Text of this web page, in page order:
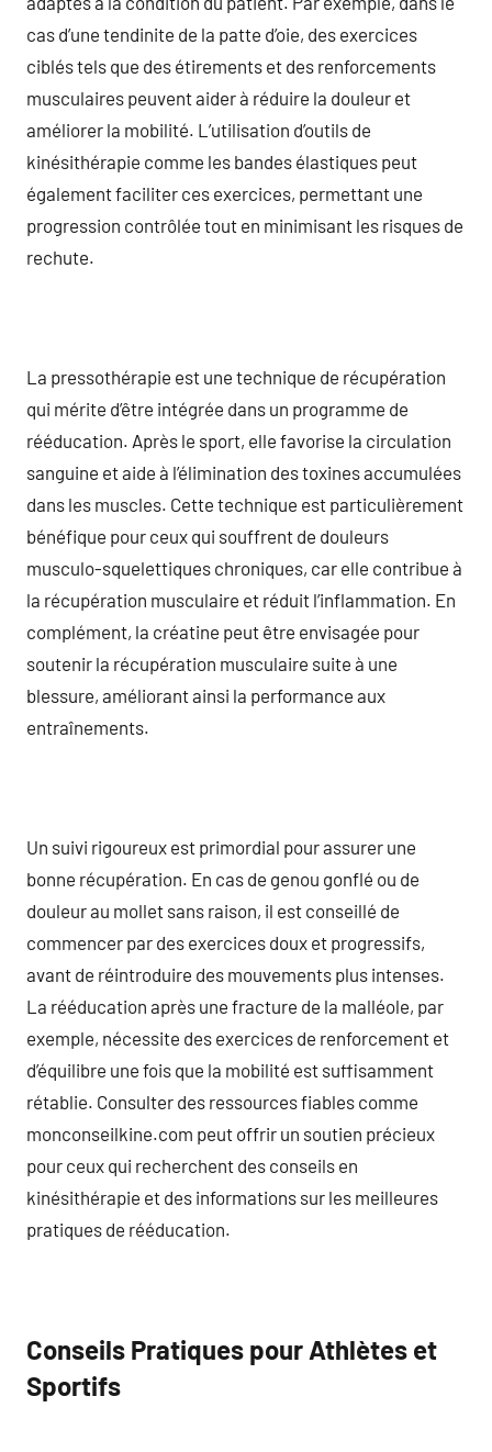
cas d’une tendinite de la patte d’oie, des exercices
ciblés tels que des étirements et des renforcements
musculaires peuvent aider à réduire la douleur et
améliorer la mobilité. L’utilisation d’outils de
kinésithérapie comme les bandes élastiques peut
également faciliter ces exercices, permettant une
progression contrôlée tout en minimisant les risques de
rechute.
La pressothérapie est une technique de récupération
qui mérite d’être intégrée dans un programme de
rééducation. Après le sport, elle favorise la circulation
sanguine et aide à l’élimination des toxines accumulées
dans les muscles. Cette technique est particulièrement
bénéfique pour ceux qui souffrent de douleurs
musculo-squelettiques chroniques, car elle contribue à
la récupération musculaire et réduit l’inflammation. En
complément, la créatine peut être envisagée pour
soutenir la récupération musculaire suite à une
blessure, améliorant ainsi la performance aux
entraînements.
Un suivi rigoureux est primordial pour assurer une
bonne récupération. En cas de genou gonflé ou de
douleur au mollet sans raison, il est conseillé de
commencer par des exercices doux et progressifs,
avant de réintroduire des mouvements plus intenses.
La rééducation après une fracture de la malléole, par
exemple, nécessite des exercices de renforcement et
d’équilibre une fois que la mobilité est suffisamment
rétablie. Consulter des ressources fiables comme
monconseilkine.com peut offrir un soutien précieux
pour ceux qui recherchent des conseils en
kinésithérapie et des informations sur les meilleures
pratiques de rééducation.
Conseils Pratiques pour Athlètes et
Sportifs